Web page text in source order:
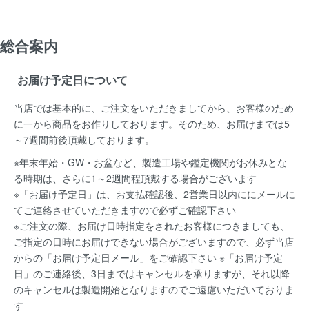
総合案内
お届け予定日について
当店では基本的に、ご注文をいただきましてから、お客様のため
に一から商品をお作りしております。そのため、お届けまでは5
～7週間前後頂戴しております。
※年末年始・GW・お盆など、製造工場や鑑定機関がお休みとな
る時期は、さらに1～2週間程頂戴する場合がございます
※「お届け予定日」は、お支払確認後、2営業日以内ににメールに
てご連絡させていただきますので必ずご確認下さい
※ご注文の際、お届け日時指定をされたお客様につきましても、
ご指定の日時にお届けできない場合がございますので、必ず当店
からの「お届け予定日メール」をご確認下さい ※「お届け予定
日」のご連絡後、3日まではキャンセルを承りますが、それ以降
のキャンセルは製造開始となりますのでご遠慮いただいておりま
す